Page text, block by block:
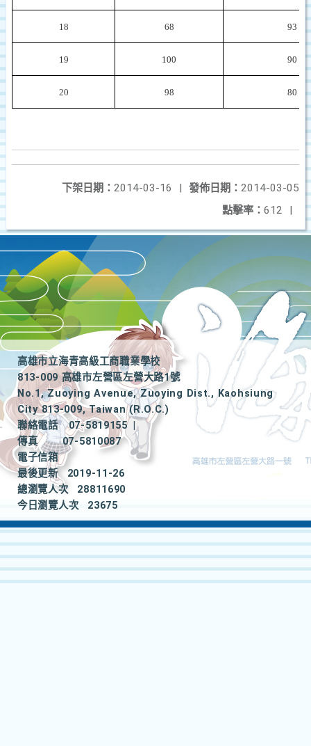
18 68 93
19 100 90
20 98 80
發佈日期： 2014-03-05
下架日期： 2014-03-16
|
點擊率： 612 |
高雄市立海青高級工商職業學校
813-009 高雄市左營區左營大路1號
No.1, Zuoying Avenue, Zuoying Dist., Kaohsiung
City 813-009, Taiwan (R.O.C.)
聯絡電話
07-5819155
|
傳真
07-5810087
電子信箱
最後更新
2019-11-26
總瀏覽人次
28811690
今日瀏覽人次
23675